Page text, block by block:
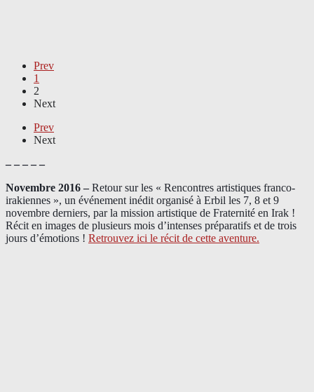
Prev
1
2
Next
Prev
Next
– – – – –
Novembre 2016 – Retour sur les « Rencontres artistiques franco-
irakiennes », un événement inédit organisé à Erbil les 7, 8 et 9
novembre derniers, par la mission artistique de Fraternité en Irak !
Récit en images de plusieurs mois d’intenses préparatifs et de trois
jours d’émotions ! Retrouvez ici le récit de cette aventure.